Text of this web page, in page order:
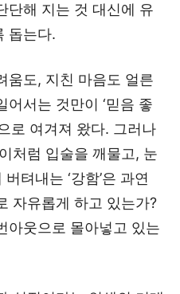
단해 지는 것 대신에 유
돕는다.
움도, 지친 마음도 얼른
서는 것만이 ‘믿음 좋
로 여겨져 왔다. 그러나
처럼 입술을 깨물고, 눈
텨내는 ‘강함’은 과연
자유롭게 하고 있는가?
아웃으로 몰아넣고 있는